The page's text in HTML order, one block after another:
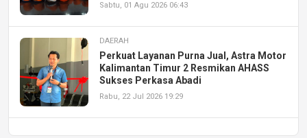
Sabtu, 01 Agu 2026 06:43
DAERAH
Perkuat Layanan Purna Jual, Astra Motor
Kalimantan Timur 2 Resmikan AHASS
Sukses Perkasa Abadi
Rabu, 22 Jul 2026 19:29